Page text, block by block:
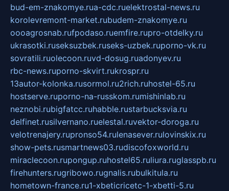
bud-em-znakomye.rua-cdc.ruelektrostal-news.ru
korolevremont-market.rubudem-znakomye.ru
oooagrosnab.rufpodaso.ruemfire.rupro-otdelky.ru
ukrasotki.ruseksuzbek.ruseks-uzbek.ruporno-vk.ru
sovratili.ruolecoon.ruvd-dosug.ruadonyev.ru
rbc-news.ruporno-skvirt.rukrospr.ru
13autor-kolonka.rusormol.ru2rich.ruhostel-65.ru
hostserve.ruporno-na-russkom.rumishinlab.ru
neznobi.rubigfatcc.ruhabble.rustarbucksvia.ru
delfinet.rusilvernano.ruelestal.ruvektor-doroga.ru
velotrenajery.rupronso54.rulenasever.rulovinskix.ru
show-pets.rusmartnews03.rudiscofoxworld.ru
miraclecoon.rupongup.ruhostel65.ruliura.ruglasspb.ru
firehunters.rugribowo.rugnalis.rubulkitula.ru
hometown-france.ru1-xbeticricetc-1-xbetti-5.ru